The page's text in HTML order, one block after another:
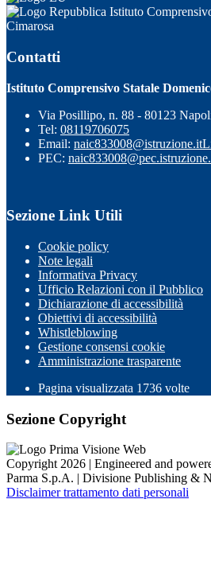
Istituto
Cimarosa
Contatti
Istituto Comprensivo Statale
Via Posillipo, n. 88 - 80123
Tel: 08119706075
Email: naic833008@istruzione.it
PEC:
Sezione Link Utili
Cookie policy
Note legali
Informativa Privacy
Ufficio Relazioni con il Pubblico
Dichiarazione di accessibilità
Obiettivi di accessibilità
Whistleblowing
Gestione consensi cookie
Amministrazione trasparente
Pagina visualizzata 1736 volte
Sezione Copyright
Copyright 2026 | Engineered and
Parma S.p.A. | Divisione Publishing &
Disclaimer trattamento dati personali